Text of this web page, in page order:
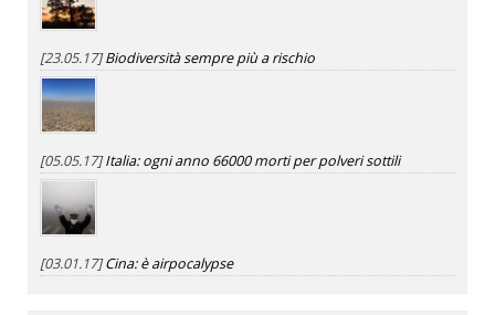
[23.05.17]Biodiversità sempre più a rischio
[05.05.17]Italia: ogni anno 66000 morti per polveri sottili
[03.01.17]Cina: è airpocalypse